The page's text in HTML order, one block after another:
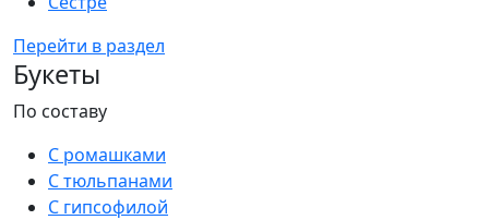
Перейти в раздел
Букеты
По составу
С ромашками
С тюльпанами
С гипсофилой